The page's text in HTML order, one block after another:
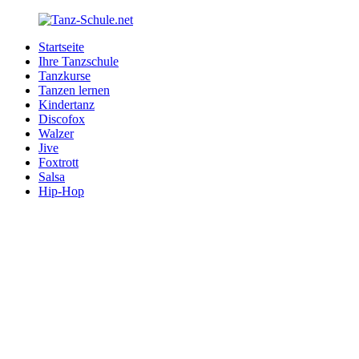
Zurück
Inhalt
Tanz-
Schule.net
Ihre
Tanzschule
Internet
Startseite
Ihre Tanzschule
Tanzkurse
Tanzen lernen
Kindertanz
Discofox
Walzer
Jive
Foxtrott
Salsa
Hip-Hop